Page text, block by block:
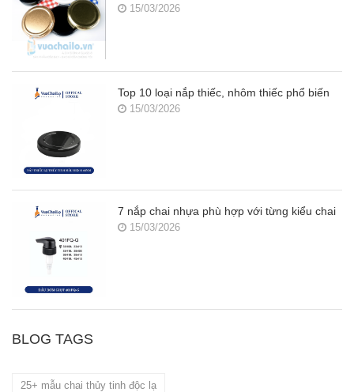
15/03/2026
Top 10 loại nắp thiếc, nhôm thiếc phổ biến
15/03/2026
7 nắp chai nhựa phù hợp với từng kiểu chai
15/03/2026
BLOG TAGS
25+ mẫu chai thủy tinh độc lạ